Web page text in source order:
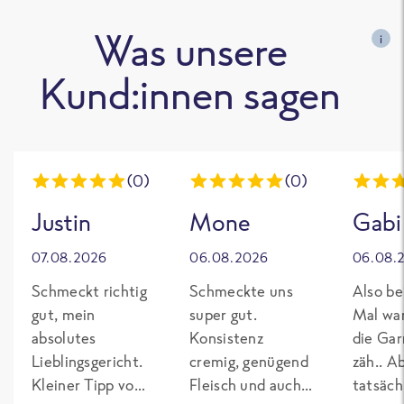
Was unsere
Kund:innen sagen
i
(0)
Justin
07.08.2026
Schmeckt richtig
gut, mein
absolutes
Lieblingsgericht.
Kleiner Tipp von
(0)
Mone
06.08.2026
Schmeckte uns
super gut.
Konsistenz
cremig, genügend
Fleisch und auch
Gabi
Also
Mal
die
zäh..